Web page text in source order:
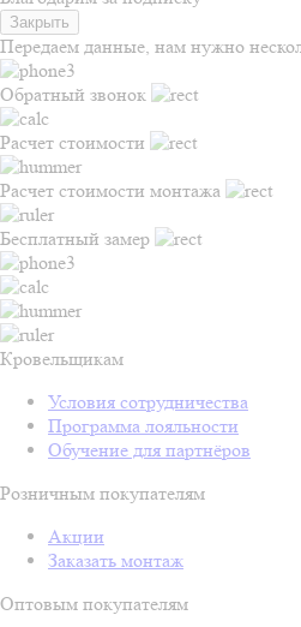
Закрыть
Передаем данные, нам нужно
Обратный звонок
Расчет стоимости
Расчет стоимости монтажа
Бесплатный замер
Кровельщикам
Условия сотрудничества
Программа лояльности
Обучение для партнёров
Розничным покупателям
Акции
Заказать монтаж
Оптовым покупателям